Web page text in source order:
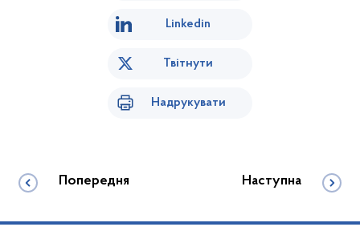
Linkedin
Твітнути
Надрукувати
Попередня Наступна